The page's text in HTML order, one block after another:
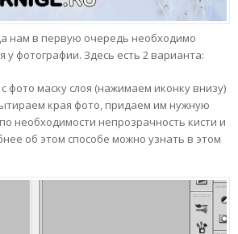
нам в первую очередь необходимо
у фотографии. Здесь есть 2 варианта:
фото маску слоя (нажимаем иконку внизу)
края фото, придаем им нужную
необходимости непрозрачность кисти и
об этом способе можно узнать в этом